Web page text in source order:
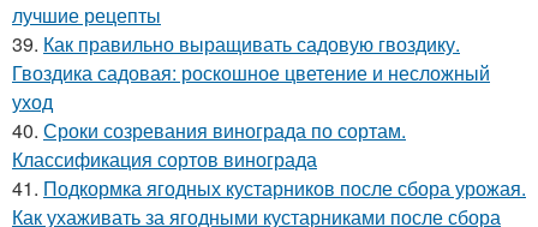
лучшие рецепты
39. Как правильно выращивать садовую гвоздику.
Гвоздика садовая: роскошное цветение и несложный
уход
40. Сроки созревания винограда по сортам.
Классификация сортов винограда
41. Подкормка ягодных кустарников после сбора урожая.
Как ухаживать за ягодными кустарниками после сбора